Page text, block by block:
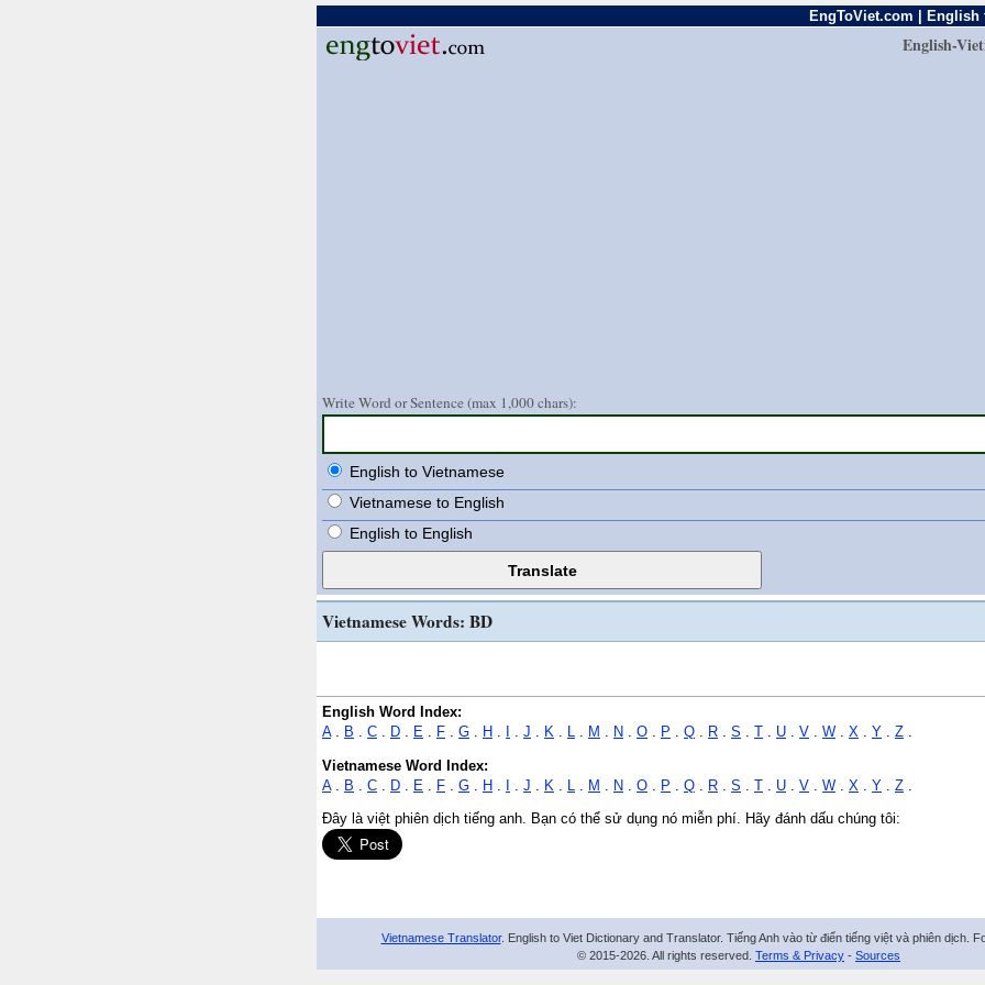
EngToViet.com |
English-
Write Word or Sentence (max 1,000 chars):
English to Vietnamese
Vietnamese to English
English to English
Vietnamese Words: BD
English Word Index:
A. B . C . D . E . F . G . H . . J . K . L . M . N . O . P . Q . R . S . . U . V . W . X . Y . Z .
Vietnamese Word Index:
A. B C D E F G H J K M N O P Q R S T U V W X Y Z
Đây là việt phiên dịch tiếng anh. Bạn có thể sử dụng nó miễn phí. Hãy đánh dấu chúng tôi:
Vietnamese Translator. English to Viet Dictionary and Translator. Tiếng Anh vào từ điển tiếng việt và phiên dịch.
© 2015-2026. All rights reserved. Terms & Privacy - Sources